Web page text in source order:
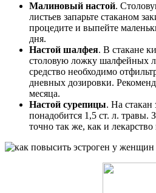
Малиновый настой.
листьев запарьте стаканом
процедите и выпейте
дня.
Настой шалфея. В стакане
столовую ложку шалфейных
средство необходимо
дневных дозировки.
месяца.
Настой сурепицы. На
понадобится 1,5 ст. л. травы.
точно так же, как и